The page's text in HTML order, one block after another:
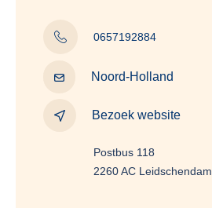
0657192884
Noord-Holland
Bezoek website
Postbus 118
2260 AC Leidschendam